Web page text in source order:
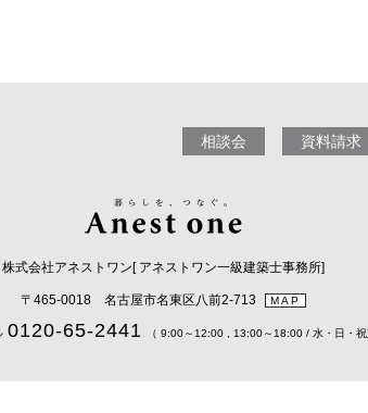
相談会 資料請求
株式会社アネストワン[ アネストワン一級建築士事務所]
〒465-0018 名古屋市名東区八前2-713 MAP
0120-65-2441 （ 9:00～12:00 , 13:00～18:00 / 水・日・祝